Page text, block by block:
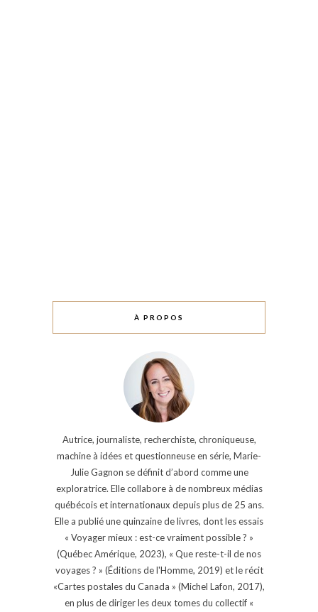
À PROPOS
Autrice, journaliste, recherchiste, chroniqueuse,
machine à idées et questionneuse en série, Marie-
Julie Gagnon se définit d’abord comme une
exploratrice. Elle collabore à de nombreux médias
québécois et internationaux depuis plus de 25 ans.
Elle a publié une quinzaine de livres, dont les essais
« Voyager mieux : est-ce vraiment possible ? »
(Québec Amérique, 2023), « Que reste-t-il de nos
voyages ? » (Éditions de l'Homme, 2019) et le récit
«Cartes postales du Canada » (Michel Lafon, 2017),
en plus de diriger les deux tomes du collectif «